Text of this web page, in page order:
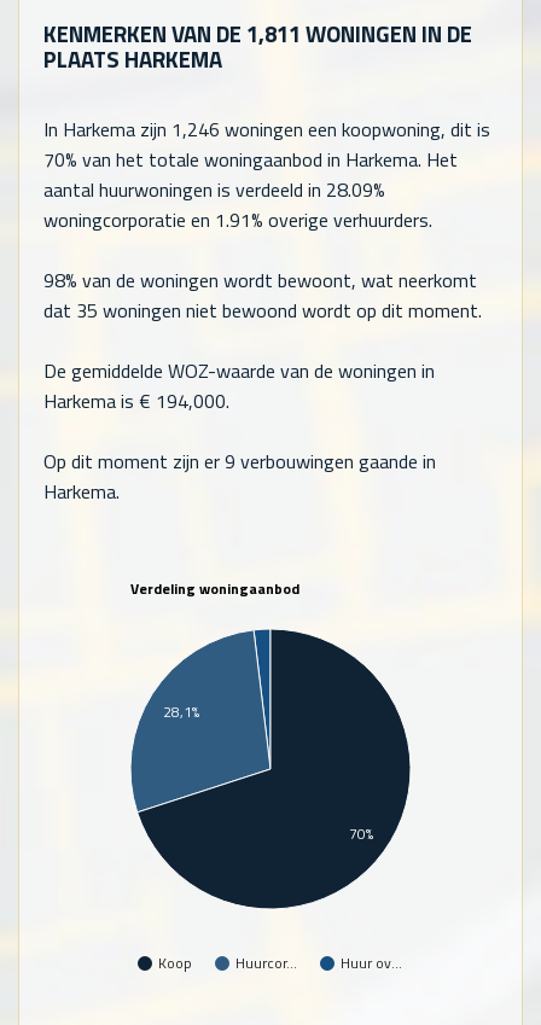
KENMERKEN VAN DE 1,811 WONINGEN IN DE
PLAATS HARKEMA
In Harkema zijn 1,246 woningen een koopwoning, dit is
70% van het totale woningaanbod in Harkema. Het
aantal huurwoningen is verdeeld in 28.09%
woningcorporatie en 1.91% overige verhuurders.
98% van de woningen wordt bewoont, wat neerkomt
dat 35 woningen niet bewoond wordt op dit moment.
De gemiddelde WOZ-waarde van de woningen in
Harkema is € 194,000.
Op dit moment zijn er 9 verbouwingen gaande in
Harkema.
Verdeling woningaanbod
Koop Huurcor… Huur ov…
28,1%
70%